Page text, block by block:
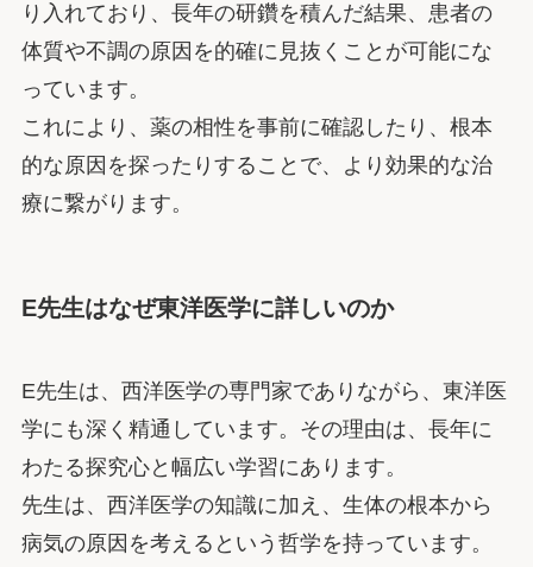
り入れており、長年の研鑽を積んだ結果、患者の
体質や不調の原因を的確に見抜くことが可能にな
っています。
これにより、薬の相性を事前に確認したり、根本
的な原因を探ったりすることで、より効果的な治
療に繋がります。
E先生はなぜ東洋医学に詳しいのか
E先生は、西洋医学の専門家でありながら、東洋医
学にも深く精通しています。その理由は、長年に
わたる探究心と幅広い学習にあります。
先生は、西洋医学の知識に加え、生体の根本から
病気の原因を考えるという哲学を持っています。